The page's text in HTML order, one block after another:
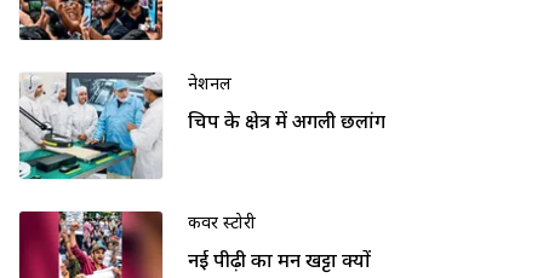
नेशनल
चिप के क्षेत्र में अगली छलांग
कवर स्टोरी
नई पीढ़ी का मन खट्टा क्यों